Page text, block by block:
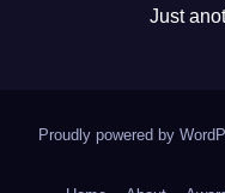
Just
Proudly powered by